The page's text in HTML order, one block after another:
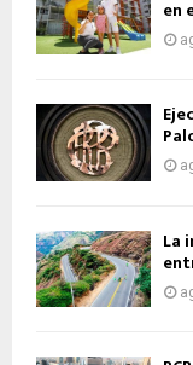
en
La